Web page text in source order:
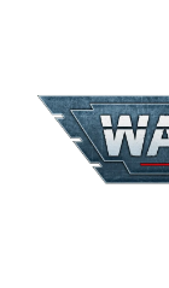
Puzzle 350 piese
Puzzle 275 piese
Puzzle 550 piese